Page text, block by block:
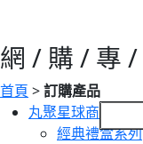
網 / 購 / 專 /
首頁 >訂購產品
丸聚星球商品 ◆
經典禮盒系列